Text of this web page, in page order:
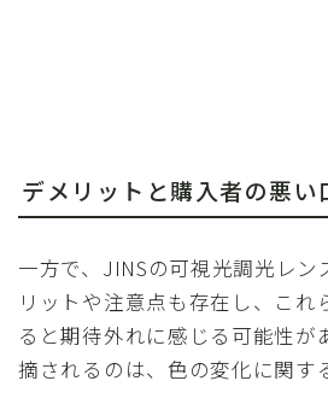
デメリットと購入者の悪い
一方で、JINSの可視光調光レン
リットや注意点も存在し、これ
ると期待外れに感じる可能性が
摘されるのは、色の変化に関す